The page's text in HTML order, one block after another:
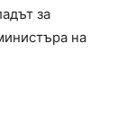
за
на